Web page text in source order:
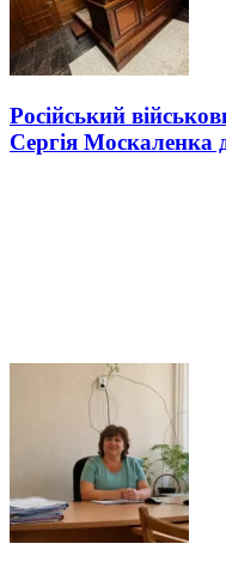
Російський
Сергія Москаленка